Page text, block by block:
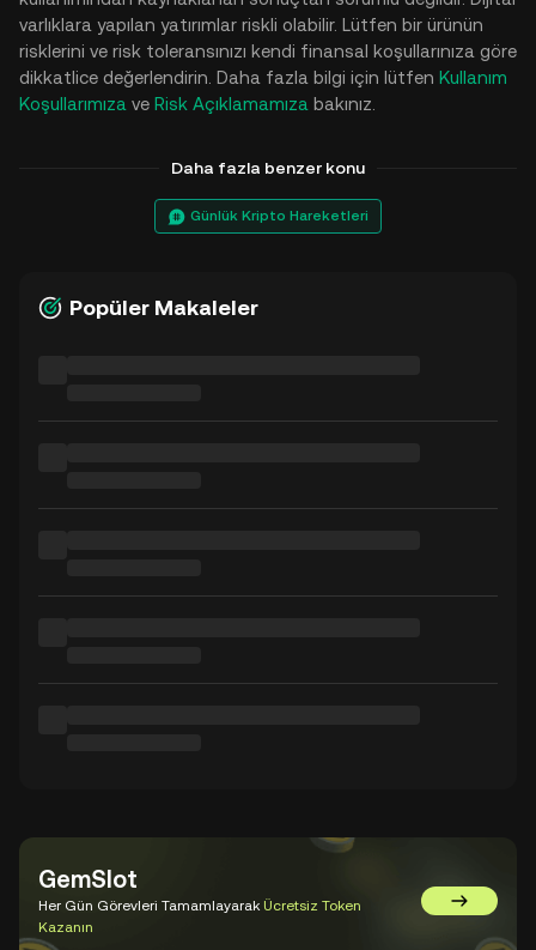
varlıklara yapılan yatırımlar riskli olabilir. Lütfen bir ürünün
risklerini ve risk toleransınızı kendi finansal koşullarınıza göre
dikkatlice değerlendirin. Daha fazla bilgi için lütfen Kullanım
Koşullarımıza ve Risk Açıklamamıza bakınız.
Daha fazla benzer konu
Günlük Kripto Hareketleri
Popüler Makaleler
GemSlot
Her Gün Görevleri Tamamlayarak Ücretsiz Token
Kazanın